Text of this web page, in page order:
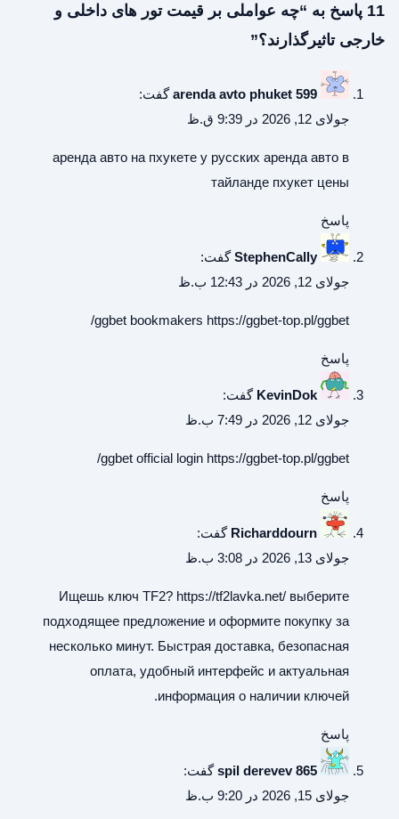
11 پاسخ به “چه عواملی بر قیمت تور های داخلی و
خارجی تاثیرگذارند؟”
arenda avto phuket 599 گفت:
جولای 12, 2026 در 9:39 ق.ظ
аренда авто на пхукете у русских аренда авто в
тайланде пхукет цены
پاسخ
StephenCally گفت:
جولای 12, 2026 در 12:43 ب.ظ
ggbet bookmakers https://ggbet-top.pl/ggbet/
پاسخ
KevinDok گفت:
جولای 12, 2026 در 7:49 ب.ظ
ggbet official login https://ggbet-top.pl/ggbet/
پاسخ
Richarddourn گفت:
جولای 13, 2026 در 3:08 ب.ظ
Ищешь ключ TF2? https://tf2lavka.net/ выберите
подходящее предложение и оформите покупку за
несколько минут. Быстрая доставка, безопасная
оплата, удобный интерфейс и актуальная
информация о наличии ключей.
پاسخ
spil derevev 865 گفت:
جولای 15, 2026 در 9:20 ب.ظ